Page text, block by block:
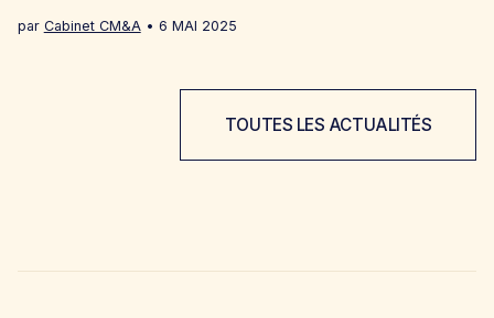
par Cabinet CM&A 6 MAI 2025
TOUTES LES ACTUALITÉS